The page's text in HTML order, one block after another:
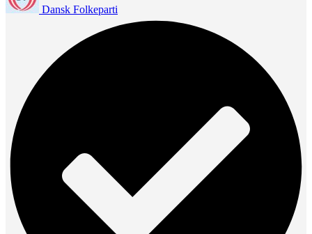
Dansk Folkeparti